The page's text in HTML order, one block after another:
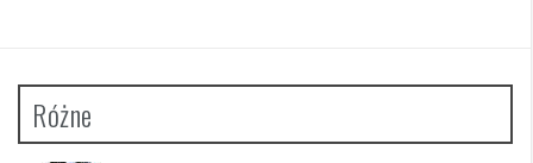
Różne